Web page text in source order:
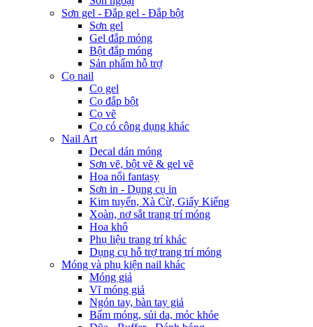
Sơn gel - Đắp gel - Đắp bột
Sơn gel
Gel đắp móng
Bột đắp móng
Sản phẩm hỗ trợ
Cọ nail
Cọ gel
Cọ đắp bột
Cọ vẽ
Cọ có công dụng khác
Nail Art
Decal dán móng
Sơn vẽ, bột vẽ & gel vẽ
Hoa nổi fantasy
Sơn in - Dụng cụ in
Kim tuyến, Xà Cừ, Giấy Kiếng
Xoàn, nơ sắt trang trí móng
Hoa khô
Phụ liệu trang trí khác
Dụng cụ hỗ trợ trang trí móng
Móng và phụ kiện nail khác
Móng giả
Vĩ móng giả
Ngón tay, bàn tay giả
Bấm móng, sủi da, móc khóe